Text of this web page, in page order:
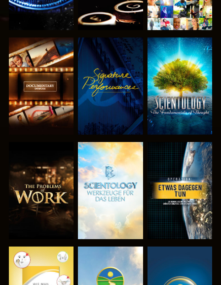
SERIE
ENTDECKEN
ANSEHEN
SERIE
ENTDECKEN
SERIE
ENTDECKEN
SERIE
ENTDECKEN
ANSEHEN
ANSEHEN ANSEHEN ANSEHEN